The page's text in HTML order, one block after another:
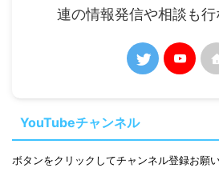
連の情報発信や相談も行
YouTubeチャンネル
ボタンをクリックしてチャンネル登録お願